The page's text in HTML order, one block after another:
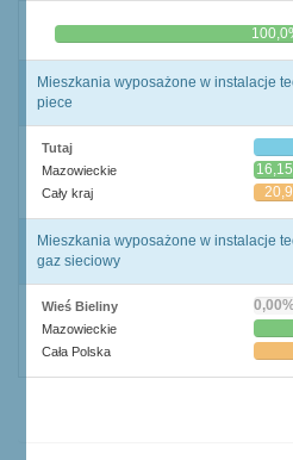
0,0%
Mieszkania wyposażone w instalacje
piece
Tutaj
Mazowieckie
Cały kraj
Mieszkania wyposażone w instalacje
gaz sieciowy
Wieś Bieliny
Mazowieckie
Cała Polska